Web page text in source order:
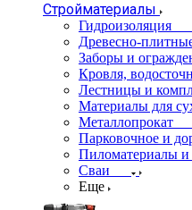
Стройматериалы
Гидроизоляция
Древесно-
Заборы и
Кровля,
Лестницы и
Материалы для
Металлопрокат
Парковочное и
Пиломатериалы и
Сваи
Еще